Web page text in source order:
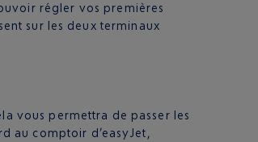
régler vos premières
sur les deux terminaux
vous permettra de passer les
au comptoir d’easyJet,